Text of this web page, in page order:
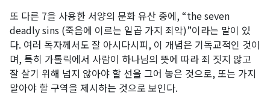
또 다른 7을 사용한 서양의 문화 유산 중에, “the seven
deadly sins (죽음에 이르는 일곱 가지 죄악)”이라는 말이 있
다. 여러 독자께서도 잘 아시다시피, 이 개념은 기독교적인 것이
며, 특히 가톨릭에서 사람이 하나님의 뜻에 따라 죄 짓지 않고
잘 살기 위해 넘지 않아야 할 선을 그어 놓은 것으로, 또는 가지
말아야 할 구역을 제시하는 것으로 보인다.